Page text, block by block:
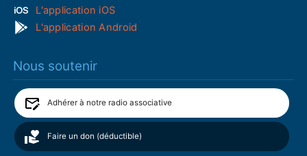
L'application iOS
L'application Android
Nous soutenir
Adhérer à notre radio associative
Faire un don (déductible)